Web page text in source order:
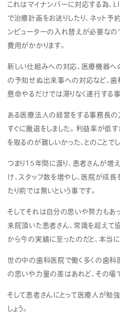
これはマイナンバーに対応する為、
で治療計画をお送りしたり、ネット予
ンピューターの入れ替えが必要な
費用がかかります。
新しい仕組みへの対応、医療機器へ
の予知せぬ出来事への対応など、
懸命やるだけでは滞りなく遂行する
ある医療法人の経営をする事務長
すぐに撤退をしました。利益率が低
を取るのが難しいかった、とのことでし
つまり15年間に渡り、患者さんが増
け、スタッフ数を増やし、医院が成
たり前では無いという事です。
そしてそれは自分の思いや努力もあ
来院頂いた患者さん、常識を超えて
から今の実績に至ったのだと、本当
世の中の歯科医院で働く多くの歯
の思いや力量の差はあれど、その場
そして患者さんにとって医療人が勉
しょう。